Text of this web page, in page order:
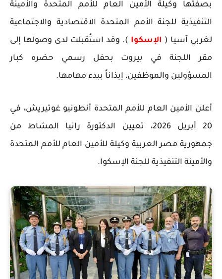
بصفتها وكيلة الأمين العام للأمم المتحدة والأمينة
التنفيذية للجنة الأمم المتحدة الاقتصادية والاجتماعية
لغربي آسيا ( الإسكوا ). وقد استُقبلت لدى وصولها إلى
مقر اللجنة في بيروت بحفل رسمي حضره كبار
المسؤولين والموظفين، إيذاناً ببدء مهامها.
أعلن الأمين العام للأمم المتحدة أنطونيو غوتيريش، في
20 أبريل 2026، تعيين الدكتورة رانيا المشاط من
جمهورية مصر العربية وكيلة للأمين العام للأمم المتحدة
والأمينة التنفيذية للجنة الإسكوا.